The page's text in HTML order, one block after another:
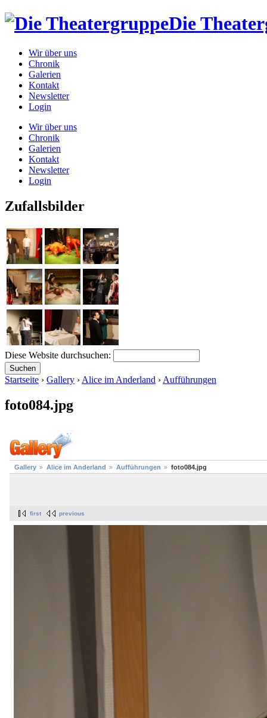
Die
Wir über uns
Chronik
Galerien
Kontakt
Newsletter
Login
Wir über uns
Chronik
Galerien
Kontakt
Newsletter
Login
Zufallsbilder
Diese Website durchsuchen:
Startseite › Gallery › Alice im Anderland › Aufführungen
foto084.jpg
Gallery Alice im Anderland Aufführungen foto084.jpg
first previous